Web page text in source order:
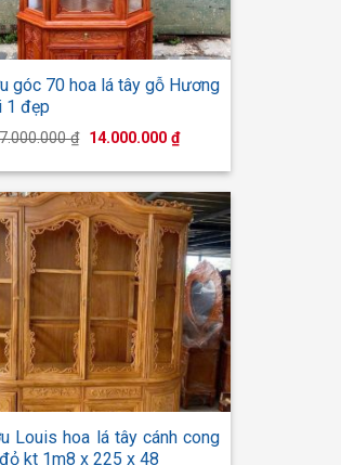
góc 70 hoa lá tây gỗ Hương
1 đẹp
₫ Giá
là:
14.000.000 ₫Giá
hiện
tại
14.000.000 ₫.
Louis hoa lá tây cánh cong
kt 1m8 x 225 x 48